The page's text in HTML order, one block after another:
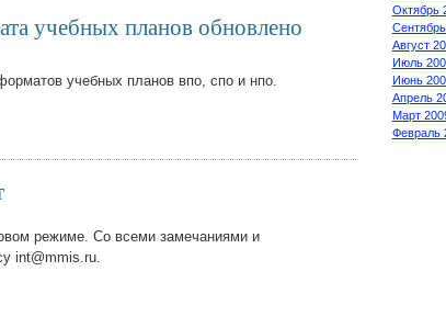
учебных планов обновлено
учебных планов впо, спо и нпо.
режиме. Со всеми замечаниями и
int@mmis.ru.
Октябрь
Август
Июль
Июнь
Апрель
Март
Февраль